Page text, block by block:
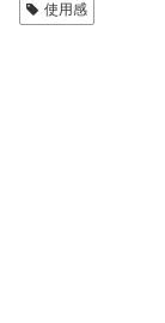
使用感